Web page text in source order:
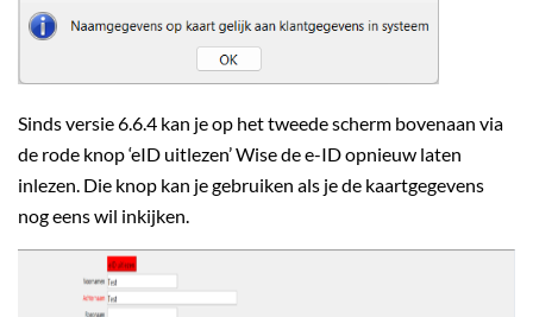
Sinds versie 6.6.4 kan je op het tweede scherm bovenaan via
de rode knop ‘eID uitlezen’ Wise de e-ID opnieuw laten
inlezen. Die knop kan je gebruiken als je de kaartgegevens
nog eens wil inkijken.